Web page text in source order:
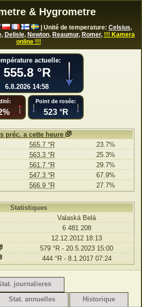
& Hygrometre
| Unité de temperature: Celsius,
, Delisle, Newton, Reaumur, Romer, !!! Kamera
online !!!
Statistiques
Valaská Belá
6 481 208
12.12.2012 18:13
579 °R - 20.5.2023 15:00
444 °R - 8.1.2017 07:24
préc. a cette heure
565.7 °R
23.7%
563.3 °R
25.3%
561.7 °R
29.7%
547.3 °R
67.9%
566.9 °R 27.7%
actuelle:
555.8 °R
6.8.2026 14:58
Point de rosée:
523 °R
journalieres
Stat. annuelles Historique